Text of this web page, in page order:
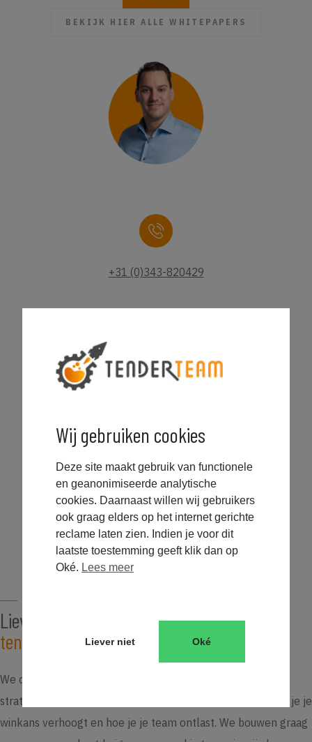
Wij gebruiken cookies
Deze site maakt gebruik van functionele
en geanonimiseerde analytische
cookies. Daarnaast willen wij gebruikers
ook graag elders op het internet gerichte
reclame laten zien. Indien je voor dit
laatste toestemming geeft klik dan op
Oké. Lees meer
Liever niet Oké
BEKIJK HIER ALLE WHITEPAPERS
+31 (0)343-820429
Zeist
Liever direct sparren overjullie
tenderkeuzes?
We denken graag vrijblijvend met jullie mee in een
strategiegesprek. Over welke tenders bij jullie passen, hoe je je
winkans verhoogt en hoe je je team ontlast. We bouwen graag